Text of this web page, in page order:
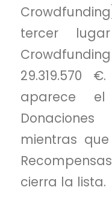
tercer
29.319.570
aparece el
mientras
cierra la lista.